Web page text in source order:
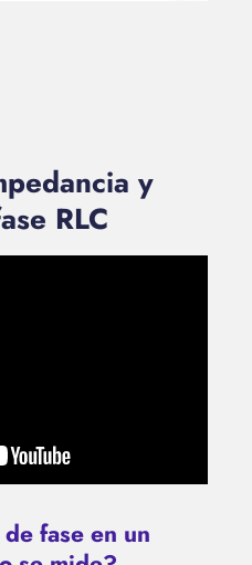
y
RLC
fase en un